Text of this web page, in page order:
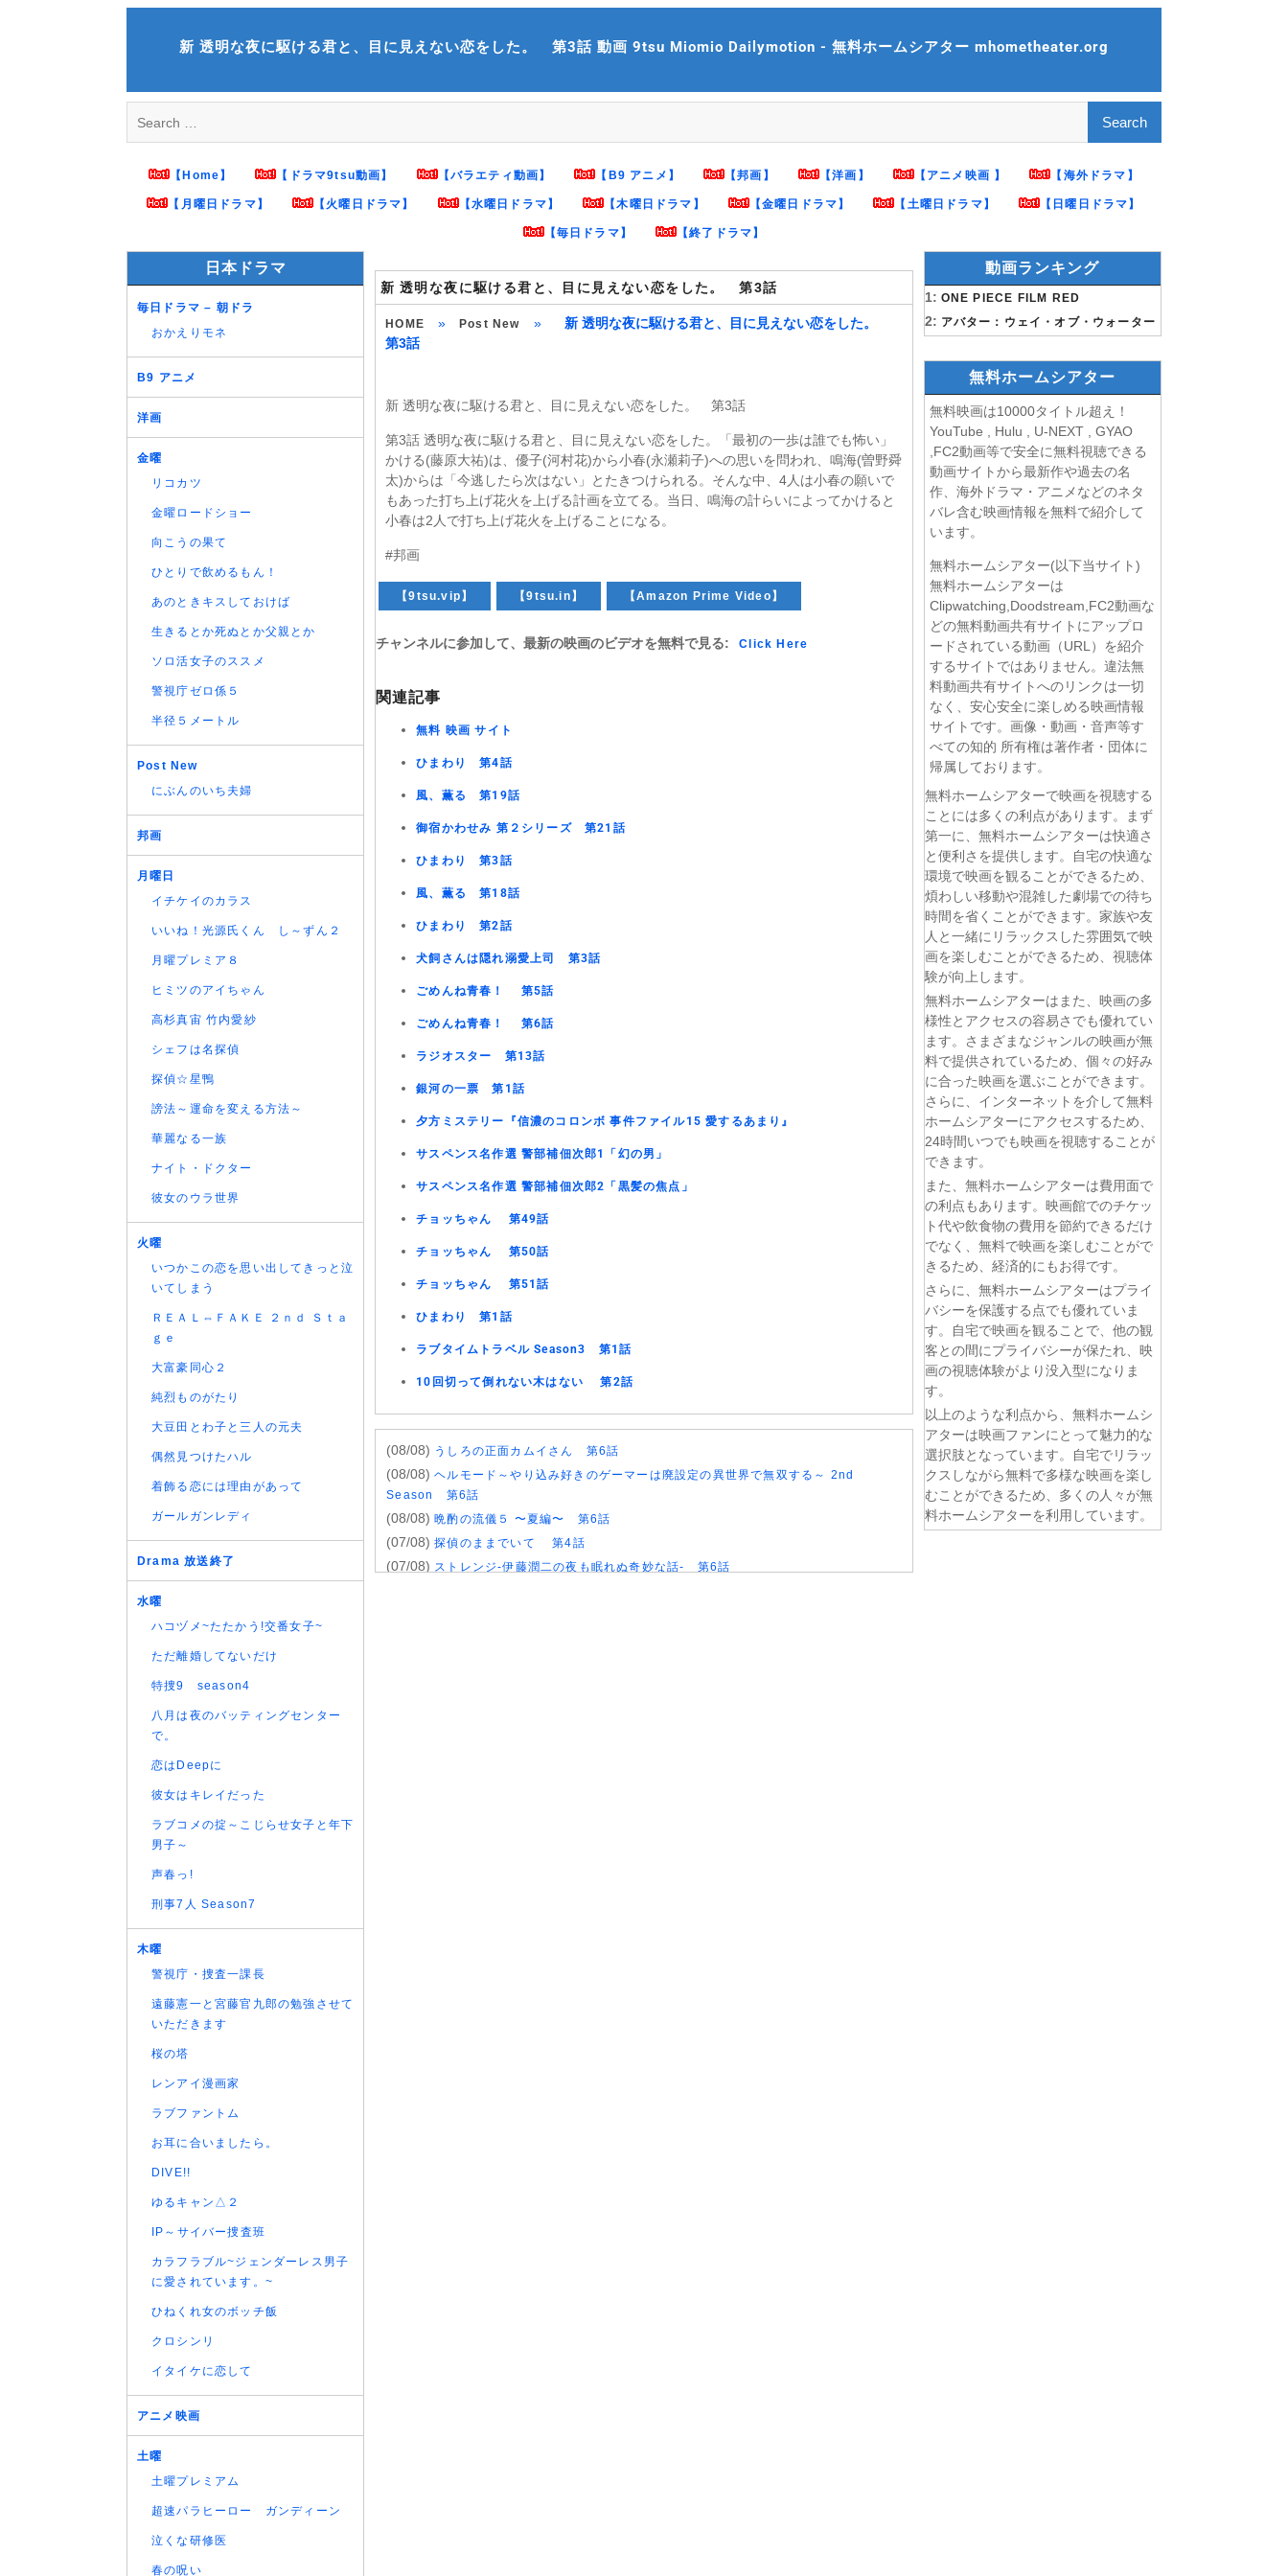
新 透明な夜に駆ける君と、目に見えない恋をした。 第3話 動画 9tsu Miomio Dailymotion - 無料ホームシアター mhometheater.org
for:
【Home】 【ドラマ9tsu動画】 【バラエティ動画】 【B9 アニメ】 【邦画】 【洋画】 【アニメ映画 】 【海外ドラマ】
【月曜日ドラマ】 【火曜日ドラマ】 【水曜日ドラマ】 【木曜日ドラマ】 【金曜日ドラマ】 【土曜日ドラマ】 【日曜日ドラマ】
【毎日ドラマ】 【終了ドラマ】
新 透明な夜に駆ける君と、目に見えない恋をした。 第3話
HOME » Post New »
新 透明な夜に駆ける君と、目に見えない恋をした。
第3話
新 透明な夜に駆ける君と、目に見えない恋をした。 第3話
第3話 透明な夜に駆ける君と、目に見えない恋をした。「最初の一歩は誰でも怖い」
かける(藤原大祐)は、優子(河村花)から小春(永瀬莉子)への思いを問われ、鳴海(曽野舜
太)からは「今逃したら次はない」とたきつけられる。そんな中、4人は小春の願いで
もあった打ち上げ花火を上げる計画を立てる。当日、鳴海の計らいによってかけると
小春は2人で打ち上げ花火を上げることになる。
#邦画
【9tsu.vip】 【9tsu.in】 【Amazon Prime Video】
チャンネルに参加して、最新の映画のビデオを無料で見る: Click Here
関連記事
無料 映画 サイト
ひまわり 第4話
風、薫る 第19話
御宿かわせみ 第２シリーズ 第21話
ひまわり 第3話
風、薫る 第18話
ひまわり 第2話
犬飼さんは隠れ溺愛上司 第3話
ごめんね青春！ 第5話
ごめんね青春！ 第6話
ラジオスター 第13話
銀河の一票 第1話
夕方ミステリー『信濃のコロンボ 事件ファイル15 愛するあまり』
サスペンス名作選 警部補佃次郎1「幻の男」
サスペンス名作選 警部補佃次郎2「黒髪の焦点」
チョッちゃん 第49話
チョッちゃん 第50話
チョッちゃん 第51話
ひまわり 第1話
ラブタイムトラベル Season3 第1話
10回切って倒れない木はない 第2話
(08/08) うしろの正面カムイさん 第6話
(08/08)ヘルモード～やり込み好きのゲーマーは廃設定の異世界で無双する～ 2nd
Season 第6話
(08/08)晩酌の流儀５ 〜夏編〜 第6話
(07/08)探偵のままでいて 第4話
(07/08) ストレンジ-伊藤潤二の夜も眠れぬ奇妙な話- 第6話
動画ランキング
1: ONE PIECE FILM RED
2: アバター：ウェイ・オブ・ウォーター
無料ホームシアター
無料映画は10000タイトル超え！
YouTube , Hulu , U-NEXT , GYAO
,FC2動画等で安全に無料視聴できる
動画サイトから最新作や過去の名
作、海外ドラマ・アニメなどのネタ
バレ含む映画情報を無料で紹介して
います。
無料ホームシアター(以下当サイト)
無料ホームシアターは
Clipwatching,Doodstream,FC2動画な
どの無料動画共有サイトにアップロ
ードされている動画（URL）を紹介
するサイトではありません。違法無
料動画共有サイトへのリンクは一切
なく、安心安全に楽しめる映画情報
サイトです。画像・動画・音声等す
べての知的 所有権は著作者・団体に
帰属しております。
無料ホームシアターで映画を視聴する
ことには多くの利点があります。まず
第一に、無料ホームシアターは快適さ
と便利さを提供します。自宅の快適な
環境で映画を観ることができるため、
煩わしい移動や混雑した劇場での待ち
時間を省くことができます。家族や友
人と一緒にリラックスした雰囲気で映
画を楽しむことができるため、視聴体
験が向上します。
無料ホームシアターはまた、映画の多
様性とアクセスの容易さでも優れてい
ます。さまざまなジャンルの映画が無
料で提供されているため、個々の好み
に合った映画を選ぶことができます。
さらに、インターネットを介して無料
ホームシアターにアクセスするため、
24時間いつでも映画を視聴することが
できます。
また、無料ホームシアターは費用面で
の利点もあります。映画館でのチケッ
ト代や飲食物の費用を節約できるだけ
でなく、無料で映画を楽しむことがで
きるため、経済的にもお得です。
さらに、無料ホームシアターはプライ
バシーを保護する点でも優れていま
す。自宅で映画を観ることで、他の観
客との間にプライバシーが保たれ、映
画の視聴体験がより没入型になりま
す。
以上のような利点から、無料ホームシ
アターは映画ファンにとって魅力的な
選択肢となっています。自宅でリラッ
クスしながら無料で多様な映画を楽し
むことができるため、多くの人々が無
料ホームシアターを利用しています。
日本ドラマ
毎日ドラマ – 朝ドラ
おかえりモネ
B9 アニメ
洋画
金曜
リコカツ
金曜ロードショー
向こうの果て
ひとりで飲めるもん！
あのときキスしておけば
生きるとか死ぬとか父親とか
ソロ活女子のススメ
警視庁ゼロ係５
半径５メートル
Post New
にぶんのいち夫婦
邦画
月曜日
イチケイのカラス
いいね！光源氏くん し～ずん２
月曜プレミア８
ヒミツのアイちゃん
高杉真宙 竹内愛紗
シェフは名探偵
探偵☆星鴨
謗法～運命を変える方法～
華麗なる一族
ナイト・ドクター
彼女のウラ世界
火曜
いつかこの恋を思い出してきっと泣
いてしまう
ＲＥＡＬ⇔ＦＡＫＥ ２ｎｄ Ｓｔａ
ｇｅ
大富豪同心２
純烈ものがたり
大豆田とわ子と三人の元夫
偶然見つけたハル
着飾る恋には理由があって
ガールガンレディ
Drama 放送終了
水曜
ハコヅメ~たたかう!交番女子~
ただ離婚してないだけ
特捜9 season4
八月は夜のバッティングセンター
で。
恋はDeepに
彼女はキレイだった
ラブコメの掟～こじらせ女子と年下
男子～
声春っ!
刑事7人 Season7
木曜
警視庁・捜査一課長
遠藤憲一と宮藤官九郎の勉強させて
いただきます
桜の塔
レンアイ漫画家
ラブファントム
お耳に合いましたら。
DIVE!!
ゆるキャン△２
IP～サイバー捜査班
カラフラブル~ジェンダーレス男子
に愛されています。~
ひねくれ女のボッチ飯
クロシンリ
イタイケに恋して
アニメ映画
土曜
土曜プレミアム
超速パラヒーロー ガンディーン
泣くな研修医
春の呪い